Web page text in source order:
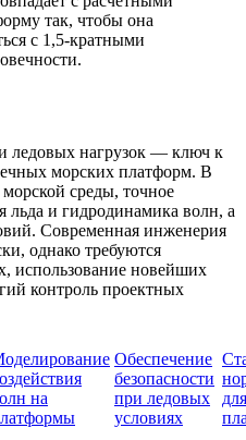
так, чтобы она
с 1,5-кратными
ледовых нагрузок — ключ к
морских платформ. В
среды, точное
льда и гидродинамика волн, а
Современная инженерия
однако требуются
использование новейших
контроль проектных
на
Обеспечение
безопасности
при ледовых
условиях